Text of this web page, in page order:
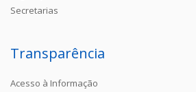
Secretarias
Transparência
Acesso à Informação